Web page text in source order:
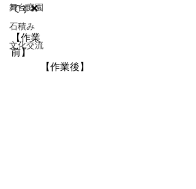
舞台庭園
石積み
文化交流
です❌
【作業
前】
【作業後】